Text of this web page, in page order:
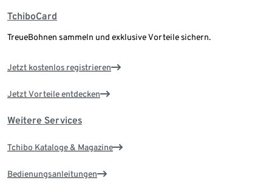
TchiboCard
TreueBohnen sammeln und exklusive Vorteile sichern.
Jetzt kostenlos registrieren
Jetzt Vorteile entdecken
Weitere Services
Tchibo Kataloge & Magazine
Bedienungsanleitungen